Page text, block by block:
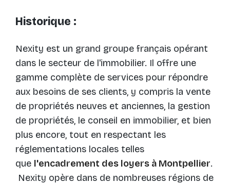
Historique :
Nexity est un grand groupe français opérant
dans le secteur de l'immobilier. Il offre une
gamme complète de services pour répondre
aux besoins de ses clients, y compris la vente
de propriétés neuves et anciennes, la gestion
de propriétés, le conseil en immobilier, et bien
plus encore, tout en respectant les
réglementations locales telles
que l'encadrement des loyers à Montpellier.
Nexity opère dans de nombreuses régions de